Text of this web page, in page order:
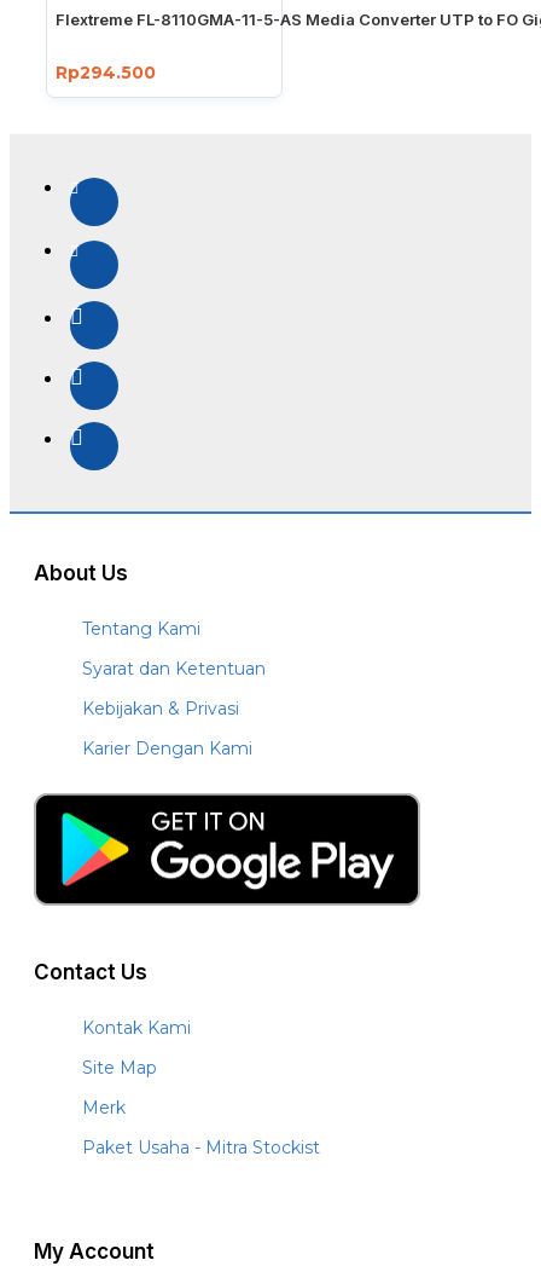
Flextreme FL-8110GMA-11-5-AS Media Converter UTP to FO
Rp294.500
About Us
Tentang Kami
Syarat dan Ketentuan
Kebijakan & Privasi
Karier Dengan Kami
Contact Us
Kontak Kami
Site Map
Merk
Paket Usaha - Mitra Stockist
My Account